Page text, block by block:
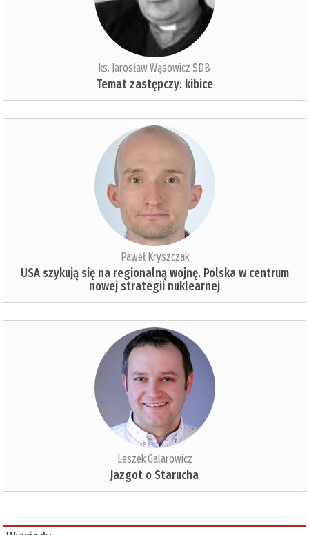
ks. Jarosław Wąsowicz SDB
Temat zastępczy: kibice
Paweł Kryszczak
USA szykują się na regionalną wojnę. Polska w centrum
nowej strategii nuklearnej
Leszek Galarowicz
Jazgot o Starucha